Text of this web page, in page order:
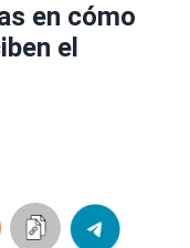
en cómo
el